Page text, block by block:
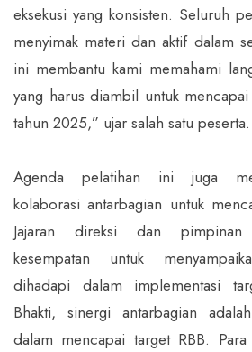
eksekusi yang konsisten. Seluruh
menyimak materi dan aktif dalam
ini membantu kami memahami
yang harus diambil untuk
tahun 2025,” ujar salah satu peserta.
Agenda pelatihan ini juga
kolaborasi antarbagian untuk
Jajaran direksi dan
kesempatan untuk
dihadapi dalam implementasi
Bhakti, sinergi antarbagian
dalam mencapai target RBB.